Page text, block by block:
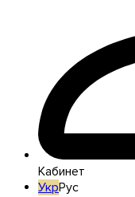
Кабинет
УкрРус